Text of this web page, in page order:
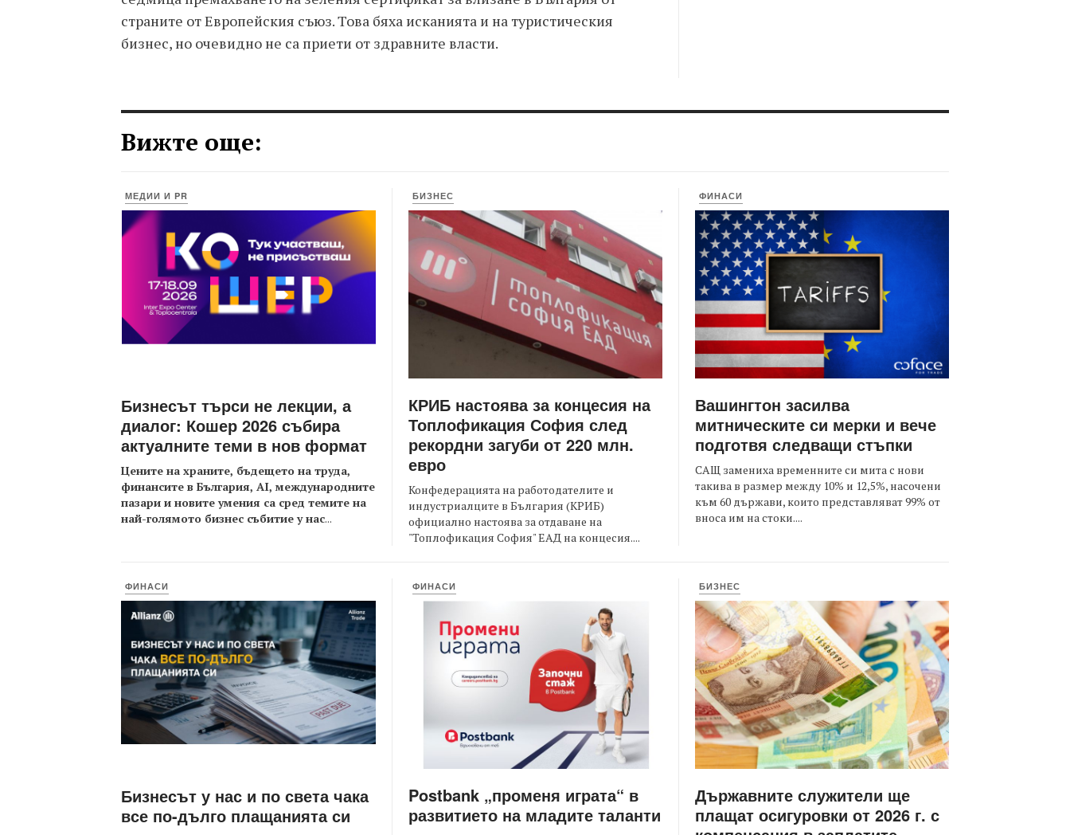
страните от Европейския съюз. Това бяха исканията и на туристическия
бизнес, но очевидно не са приети от здравните власти.
Вижте още:
МЕДИИ И PR
Бизнесът търси не лекции, а
диалог: Кошер 2026 събира
актуалните теми в нов формат
Цените на храните, бъдещето на труда,
финансите в България, AI, международните
пазари и новите умения са сред темите на
най-голямото бизнес събитие у нас...
БИЗНЕС
КРИБ настоява за концесия на
Топлофикация София след
рекордни загуби от 220 млн.
евро
Конфедерацията на работодателите и
индустриалците в България (КРИБ)
официално настоява за отдаване на
"Топлофикация София" ЕАД на концесия....
ФИНАСИ
Вашингтон засилва
митническите си мерки и вече
подготвя следващи стъпки
САЩ замениха временните си мита с нови
такива в размер между 10% и 12,5%, насочени
към 60 държави, които представляват 99% от
вноса им на стоки....
ФИНАСИ
Бизнесът у нас и по света чака
все по-дълго плащанията си
ФИНАСИ
Postbank „променя играта“ в
развитието на младите таланти
БИЗНЕС
Държавните служители ще
плащат осигуровки от 2026 г. с